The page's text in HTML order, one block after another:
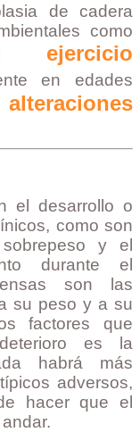
de cadera
como
ejercicio
en edades
alteraciones
el desarrollo o
como son
y el
durante el
son las
su peso y a su
factores que
es la
habrá más
adversos,
hacer que el